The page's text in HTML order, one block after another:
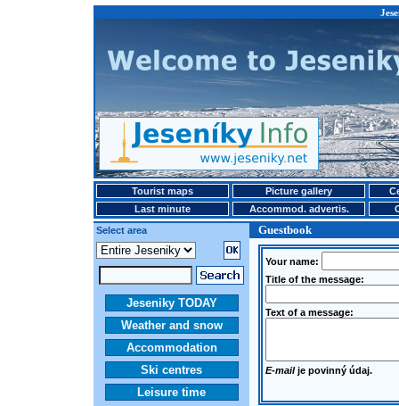
Tourist maps Picture gallery
Last minute
Accommod. advertis.
Select area
Guestbook
Jeseniky TODAY
Weather and snow
Accommodation
Ski centres
Leisure time
Your name:
Title of the message:
Text of a message:
E-mailje povinný údaj.